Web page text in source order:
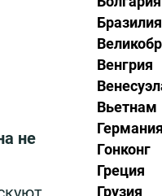
не
Бразилия
Венгрия
Вьетнам
Германия
Гонконг
Греция
Грузия